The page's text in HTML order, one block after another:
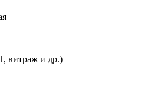
витраж и др.)